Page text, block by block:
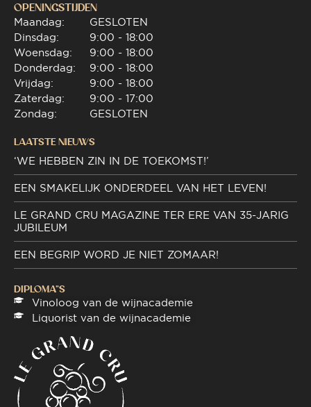
OPENINGSTIJDEN
Maandag:
Dinsdag:
Woensdag:
Donderdag:
Vrijdag:
Zaterdag:
Zondag:
GESLOTEN
9:00 - 18:00
9:00 - 18:00
9:00 - 18:00
9:00 - 18:00
9:00 - 17:00
GESLOTEN
LAATSTE NIEUWS
‘WE HEBBEN ZIN IN DE TOEKOMST!’
EEN SMAKELIJK ONDERDEEL VAN HET LEVEN!
LE GRAND CRU MAGAZINE TER ERE VAN 35-JARIG
JUBILEUM
EEN BEGRIP WORD JE NIET ZOMAAR!
DIPLOMA"S
Vinoloog van de wijnacademie
Liquorist van de wijnacademie